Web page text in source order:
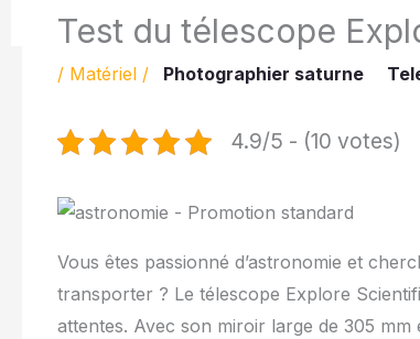
Test du télescope
/ Matériel / Photographier saturne
4.9/5 - (10 votes)
Vous êtes passionné d’astronomie et
transporter ? Le télescope Explore
attentes. Avec son miroir large de 305